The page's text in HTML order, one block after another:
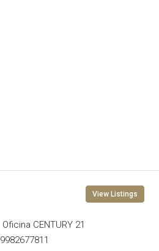
View Listings
Oficina CENTURY 21
9982677811